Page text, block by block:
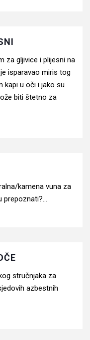
za gljivice i plijesni na
isparavao miris tog
kapi u oči i jako su
biti štetno za
kamena vuna za
prepoznati?...
stručnjaka za
azbestnih